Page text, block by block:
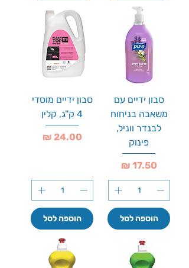
סבון ידיים עם
משאבה בניחוח
לבנדר ווניל,
פינוק
מחיר
הוספה לסל
סבון ידיים מוסדי
4 ק''ג, קלין
מחיר
הוספה לסל